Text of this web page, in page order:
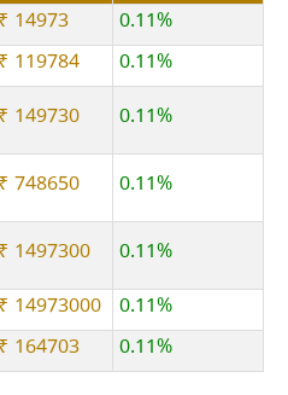
₹ 14973
0.11%
₹ 119784
0.11%
₹ 149730 0.11%
₹ 748650 0.11%
₹ 1497300 0.11%
₹ 14973000
0.11%
₹ 164703 0.11%